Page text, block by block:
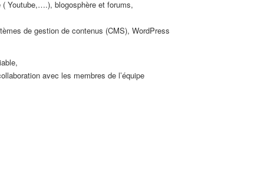
Youtube,….), blogosphère et forums,
de gestion de contenus (CMS), WordPress
avec les membres de l’équipe